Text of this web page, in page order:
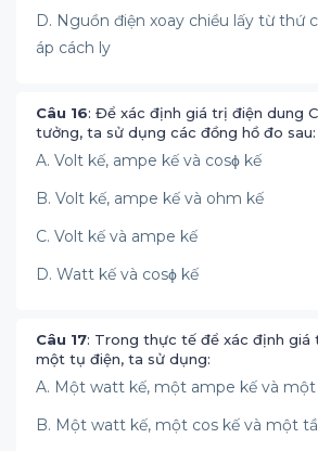
D. Nguồn điện xoay chiều lấy từ thứ
áp cách ly
Câu 16: Để xác định giá trị điện dung
tưởng, ta sử dụng các đồng hồ đo sau:
A. Volt kế, ampe kế và cosϕ kế
B. Volt kế, ampe kế và ohm kế
C. Volt kế và ampe kế
D. Watt kế và cosϕ kế
Câu 17: Trong thực tế để xác định giá
một tụ điện, ta sử dụng:
A. Một watt kế, một ampe kế và
B. Một watt kế, một cos kế và một